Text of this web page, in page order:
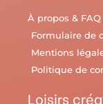
À propos & FAQ
Formulaire de
Mentions
Politique de
Loisirs